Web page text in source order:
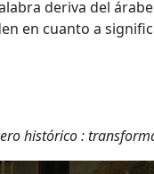
deriva del árabe
en cuanto a
histórico :